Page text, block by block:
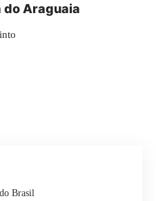
do Araguaia
Brasil